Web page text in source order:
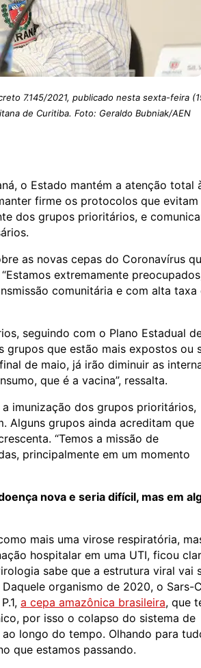
7.145/2021, publicado nesta sexta-feira
de Curitiba. Foto: Geraldo Bubniak/AEN
o Estado mantém a atenção total
firme os protocolos que evitam
dos grupos prioritários, e
as novas cepas do Coronavírus
extremamente
comunitária e com alta taxa
seguindo com o Plano Estadual
grupos que estão mais expostos ou
de maio, já irão diminuir as
que é a vacina”, ressalta.
imunização dos grupos prioritários,
Alguns grupos ainda acreditam que
“Temos a missão de
principalmente em um momento
nova e seria difícil, mas em
mais uma virose respiratória,
hospitalar em uma UTI, ficou
sabe que a estrutura viral vai
organismo de 2020, o Sars-
a cepa amazônica brasileira, que
por isso o colapso do sistema de
longo do tempo. Olhando para
que estamos passando.